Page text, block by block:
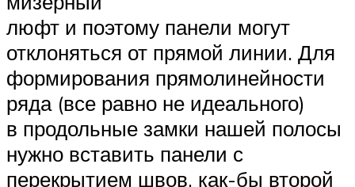
люфт и поэтому панели могут
отклоняться от прямой линии. Для
формирования прямолинейности
ряда (все равно не идеального)
в продольные замки нашей полосы
нужно вставить панели с
перекрытием швов, как-бы второй